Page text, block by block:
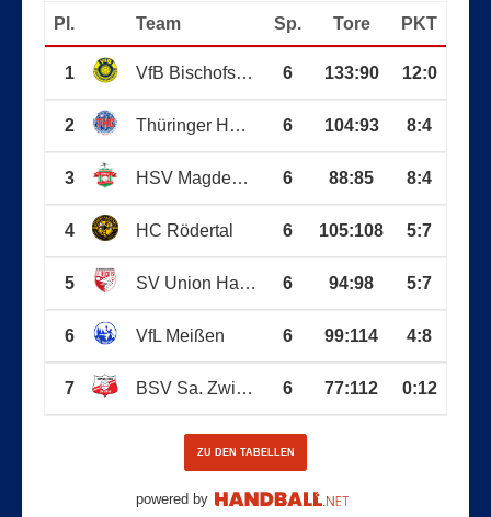
Pl. Team Sp. Tore PKT
1 VfB Bischofswerda 6 133:90 12:0
2 Thüringer HC (wJB) 6 104:93 8:4
3 HSV Magdeburg 6 88:85 8:4
4 HC Rödertal 6 105:108 5:7
5 SV Union Halle-Neu. 6 94:98 5:7
6 VfL Meißen 6 99:114 4:8
7 BSV Sa. Zwickau 6 77:112 0:12
ZU DEN TABELLEN
powered by